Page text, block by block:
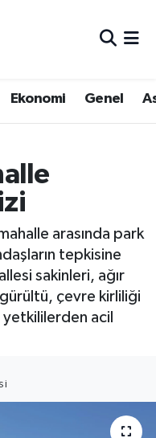
Ekonomi Genel
arasında park
tepkisine
sakinleri, ağır
çevre kirliliği
acil
Fikstür